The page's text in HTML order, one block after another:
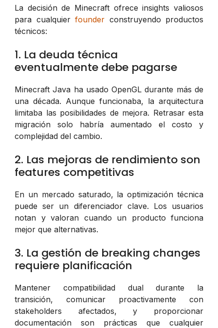
La decisión de Minecraft ofrece insights valiosos
para cualquier founder construyendo productos
técnicos:
1. La deuda técnica
eventualmente debe pagarse
Minecraft Java ha usado OpenGL durante más de
una década. Aunque funcionaba, la arquitectura
limitaba las posibilidades de mejora. Retrasar esta
migración solo habría aumentado el costo y
complejidad del cambio.
2. Las mejoras de rendimiento son
features competitivas
En un mercado saturado, la optimización técnica
puede ser un diferenciador clave. Los usuarios
notan y valoran cuando un producto funciona
mejor que alternativas.
3. La gestión de breaking changes
requiere planificación
Mantener compatibilidad dual durante la
transición, comunicar proactivamente con
stakeholders afectados, y proporcionar
documentación son prácticas que cualquier